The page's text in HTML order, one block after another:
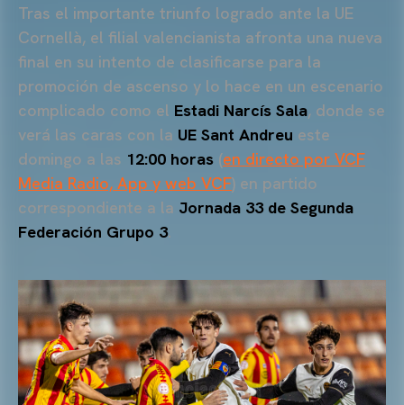
Tras el importante triunfo logrado ante la UE
Cornellà, el filial valencianista afronta una nueva
final en su intento de clasificarse para la
promoción de ascenso y lo hace en un escenario
complicado como el Estadi Narcís Sala, donde se
verá las caras con la UE Sant Andreu este
domingo a las 12:00 horas (en directo por VCF
Media Radio, App y web VCF) en partido
correspondiente a la Jornada 33 de Segunda
Federación Grupo 3.